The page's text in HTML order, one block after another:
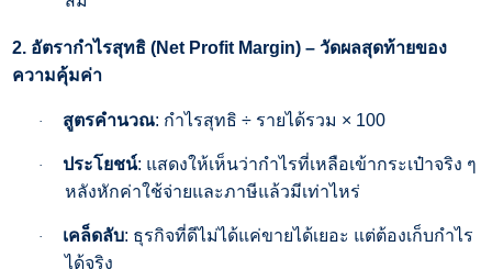
2. อัตรากำไรสุทธิ (Net Profit Margin) –วัดผลสุดท้ายของ
ความคุ้มค่า
· สูตรคำนวณ: กำไรสุทธิ÷ รายได้รวม × 100
· ประโยชน์: แสดงให้เห็นว่ากำไรที่เหลือเข้ากระเป๋าจริง ๆ
หลังหักค่าใช้จ่ายและภาษีแล้วมีเท่าไหร่
· เคล็ดลับ: ธุรกิจที่ดีไม่ได้แค่ขายได้เยอะ แต่ต้องเก็บกำไร
ได้จริง